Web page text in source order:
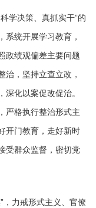
学决策、真抓实干”的
系统开展学习教育，
政绩观偏差主要问题
治，坚持立查立改，
化以案促改促治。
严格执行整治形式主
开门教育，走好新时
受群众监督，密切党
力戒形式主义、官僚